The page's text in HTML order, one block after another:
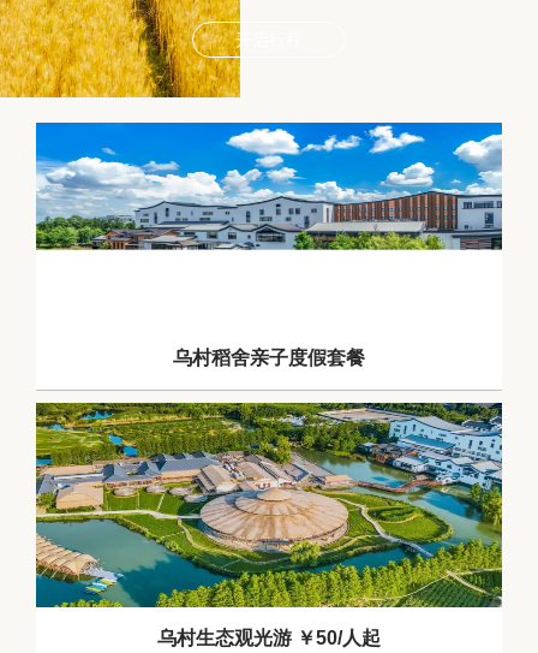
开启行程
乌村稻舍亲子度假套餐
乌村生态观光游 ￥50/人起